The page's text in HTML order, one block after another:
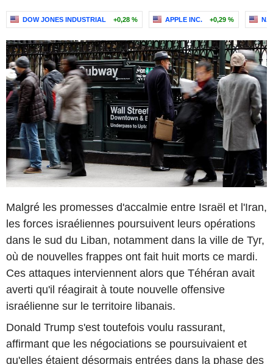
DOW JONES INDUSTRIAL +0,28 % APPLE INC. +0,29 %
Malgré les promesses d'accalmie entre Israël et l'Iran,
les forces israéliennes poursuivent leurs opérations
dans le sud du Liban, notamment dans la ville de Tyr,
où de nouvelles frappes ont fait huit morts ce mardi.
Ces attaques interviennent alors que Téhéran avait
averti qu'il réagirait à toute nouvelle offensive
israélienne sur le territoire libanais.
Donald Trump s'est toutefois voulu rassurant,
affirmant que les négociations se poursuivaient et
qu'elles étaient désormais entrées dans la phase des